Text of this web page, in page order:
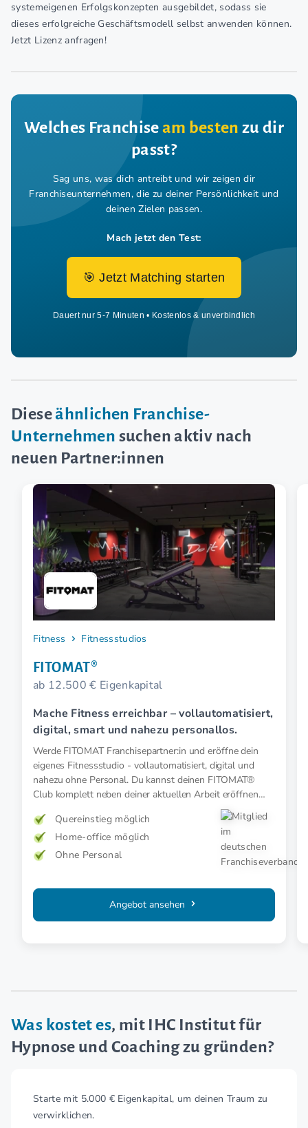
systemeigenen Erfolgskonzepten ausgebildet, sodass sie
dieses erfolgreiche Geschäftsmodell selbst anwenden können.
Jetzt Lizenz anfragen!
Welches Franchiseam besten zu dir
passt?
Sag uns, was dich antreibt und wir zeigen dir
Franchiseunternehmen, die zu deiner Persönlichkeit und
deinen Zielen passen.
Mach jetzt den Test:
🎯 Jetzt Matching starten
Dauert nur 5-7 Minuten • Kostenlos & unverbindlich
Dieseähnlichen Franchise-
Unternehmen suchen aktiv nach
neuen Partner:innen
Fitness Fitnessstudios
FITOMAT®
ab 12.500 € Eigenkapital
Mache Fitness erreichbar – vollautomatisiert,
digital, smart und nahezu personallos.
Werde FITOMAT Franchisepartner:in und eröffne dein
eigenes Fitnessstudio - vollautomatisiert, digital und
nahezu ohne Personal. Du kannst deinen FITOMAT®
Club komplett neben deiner aktuellen Arbeit eröffnen
Quereinstieg möglich
Home-office möglich
Ohne Personal
Angebot ansehen
Was kostet es, mit IHC Institut für
Hypnose und Coaching zu gründen?
Starte mit 5.000 € Eigenkapital, um deinen Traum zu
verwirklichen.